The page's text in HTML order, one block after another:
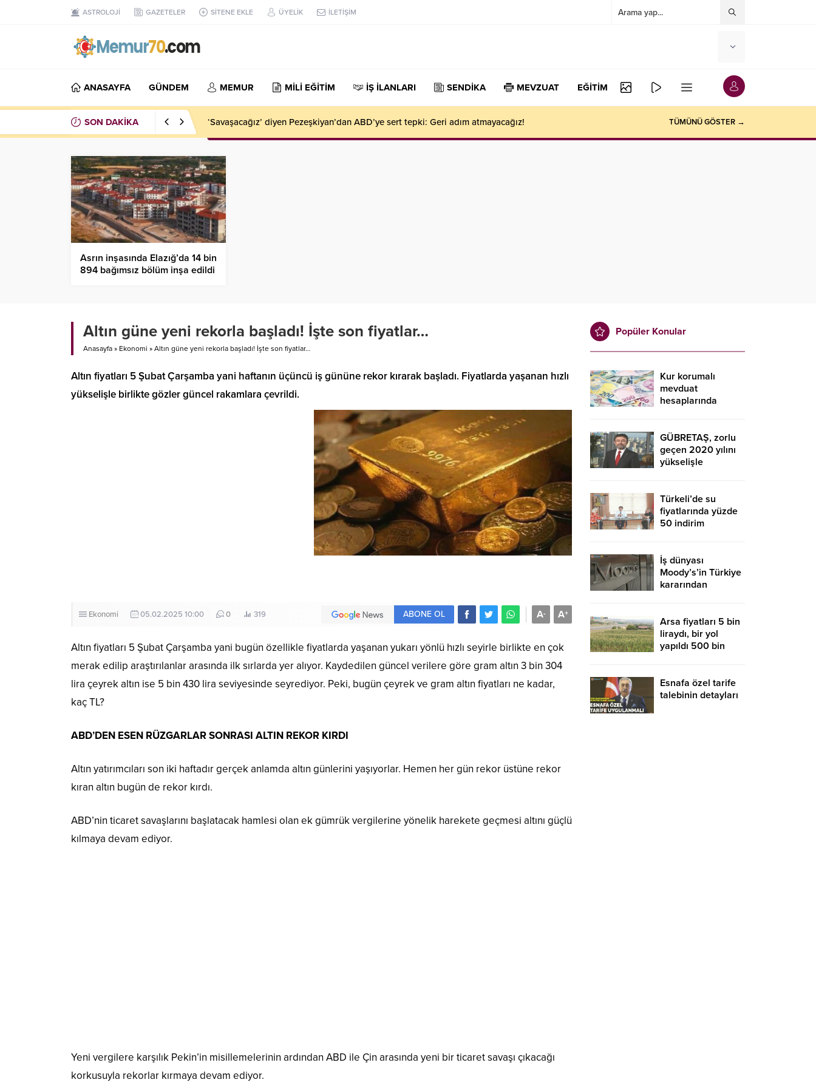
ASTROLOJİ GAZETELER SİTENE EKLE ÜYELİK İLETİŞİM
ANASAYFA GÜNDEM MEMUR MİLİ EĞİTİM İŞ İLANLARI SENDİKA MEVZUAT EĞİTİM
SON DAKİKA ‘Savaşacağız’ diyen Pezeşkiyan’dan ABD’ye sert tepki: Geri adım atmayacağız! TÜMÜNÜ GÖSTER →
Asrın inşasında Elazığ’da 14 bin
894 bağımsız bölüm inşa edildi
Altın güne yeni rekorla başladı! İşte son fiyatlar…
Anasayfa » Ekonomi » Altın güne yeni rekorla başladı! İşte son fiyatlar…
Altın fiyatları 5 Şubat Çarşamba yani haftanın üçüncü iş gününe rekor kırarak başladı. Fiyatlarda yaşanan hızlı
yükselişle birlikte gözler güncel rakamlara çevrildi.
Ekonomi 05.02.2025 10:00 0 319 A+
A-
ABONE OL
Altın fiyatları 5 Şubat Çarşamba yani bugün özellikle fiyatlarda yaşanan yukarı yönlü hızlı seyirle birlikte en çok
merak edilip araştırılanlar arasında ilk sırlarda yer alıyor. Kaydedilen güncel verilere göre gram altın 3 bin 304
lira çeyrek altın ise 5 bin 430 lira seviyesinde seyrediyor. Peki, bugün çeyrek ve gram altın fiyatları ne kadar,
kaç TL?
ABD’DEN ESEN RÜZGARLAR SONRASI ALTIN REKOR KIRDI
Altın yatırımcıları son iki haftadır gerçek anlamda altın günlerini yaşıyorlar. Hemen her gün rekor üstüne rekor
kıran altın bugün de rekor kırdı.
ABD’nin ticaret savaşlarını başlatacak hamlesi olan ek gümrük vergilerine yönelik harekete geçmesi altını güçlü
kılmaya devam ediyor.
Yeni vergilere karşılık Pekin’in misillemelerinin ardından ABD ile Çin arasında yeni bir ticaret savaşı çıkacağı
korkusuyla rekorlar kırmaya devam ediyor.
Popüler Konular
Kur korumalı
mevduat
hesaplarında
GÜBRETAŞ, zorlu
geçen 2020 yılını
yükselişle
Türkeli’de su
fiyatlarında yüzde
50 indirim
İş dünyası
Moody’s’in Türkiye
kararından
Arsa fiyatları 5 bin
liraydı, bir yol
yapıldı 500 bin
Esnafa özel tarife
talebinin detayları